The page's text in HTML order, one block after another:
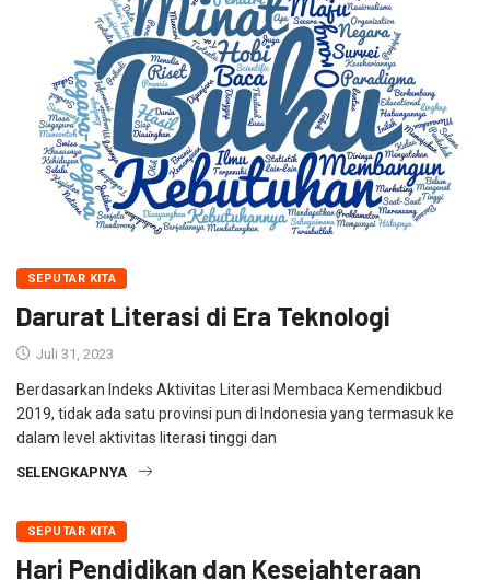
SEPUTAR KITA
Darurat Literasi di Era Teknologi
Juli 31, 2023
Berdasarkan Indeks Aktivitas Literasi Membaca Kemendikbud
2019, tidak ada satu provinsi pun di Indonesia yang termasuk ke
dalam level aktivitas literasi tinggi dan
SELENGKAPNYA
SEPUTAR KITA
Hari Pendidikan dan Kesejahteraan